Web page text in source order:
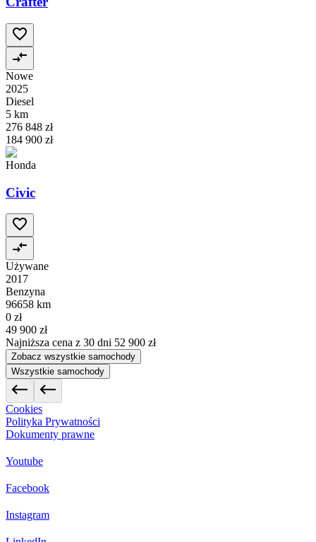
Nowe
2025
Diesel
5 km
276 848 zł
184 900 zł
Honda
Civic
Używane
2017
Benzyna
96658 km
0 zł
49 900 zł
Najniższa cena z 30 dni 52 900 zł
Zobacz wszystkie samochody
Wszystkie samochody
Cookies
Polityka Prywatności
Dokumenty prawne
Youtube
Facebook
Instagram